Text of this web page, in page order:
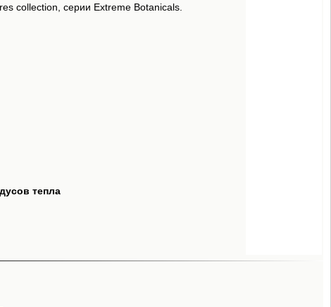
collection, серии Extreme Botanicals.
тепла